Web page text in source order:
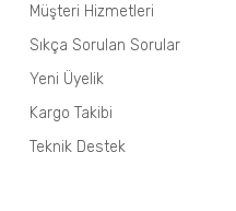
Müşteri Hizmetleri
Sıkça Sorulan Sorular
Yeni Üyelik
Kargo Takibi
Teknik Destek